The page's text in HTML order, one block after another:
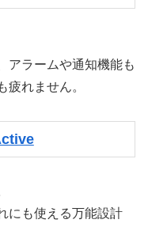
アラームや通知機能も
疲れません。
にも使える万能設計